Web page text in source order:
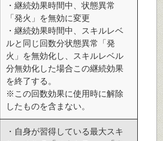
・継続効果時間中、状態異常
「発火」を無効に変更
・継続効果時間中、スキルレベ
ルと同じ回数分状態異常「発
火」を無効化し、スキルレベル
分無効化した場合この継続効果
を終了する。
※この回数効果に使用時に解除
したものを含まない。
・自身が習得している最大スキ